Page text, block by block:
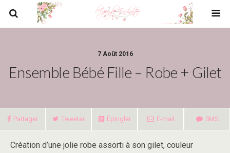
7 Août 2016
Ensemble Bébé Fille – Robe + Gilet
Partager Tweeter Épingler E-mail SMS
Création d’une jolie robe assorti à son gilet, couleur